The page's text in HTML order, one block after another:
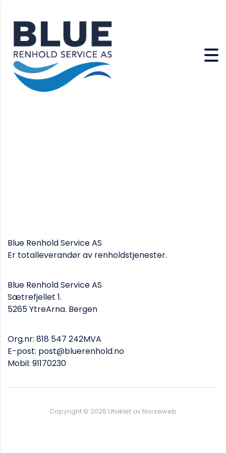
Blue Renhold Service AS
Er totalleverandør av renholdstjenester.
Blue Renhold Service AS
Sætrefjellet 1.
5265 YtreArna. Bergen
Org.nr: 818 547 242MVA
E-post: post@bluerenhold.no
Mobil: 91170230
Copyright © 2026 Utviklet av Norseweb